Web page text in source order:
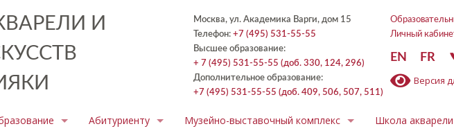
И
Москва, ул. Академика Варги, дом 15
Телефон: +7 (495) 531-55-55
Высшее образование:
+ 7 (495) 531-55-55 (доб. 330, 124, 296)
Дополнительное образование:
+7 (495) 531-55-55 (доб. 409, 506, 507, 511)
Личный
EN
FR
Версия
Абитуриенту Музейно-выставочный комплекс Школа